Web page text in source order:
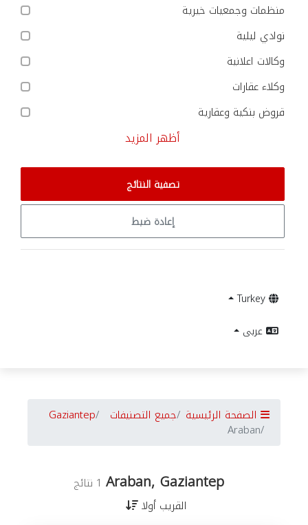
منظمات وجمعيات خيرية
نوادي ليلية
وكالات اعلانية
وكلاء عقارات
قروض بنكية وعقارية
أظهر المزيد
تصفية النتائج
إعادة ضبط
Turkey
عربى
الصفحة الرئيسية جميع التصنيفات Gaziantep
Araban
Araban, Gaziantep 1 نتائج
القريب أولا